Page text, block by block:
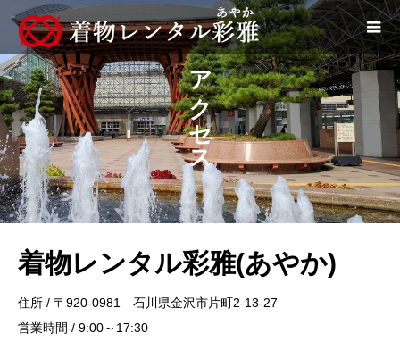
アクセス
着物レンタル彩雅(あやか)
住所 / 〒920-0981 石川県金沢市片町2-13-27
営業時間 / 9:00～17:30